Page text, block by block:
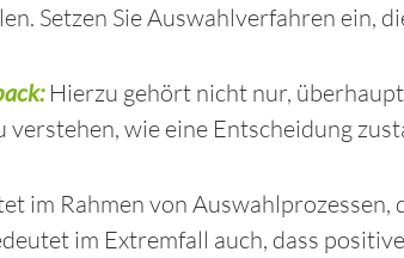
Setzen Sie Auswahlverfahren ein,
Hierzu gehört nicht nur,
wie eine Entscheidung
im Rahmen von Auswahlprozessen,
im Extremfall auch, dass